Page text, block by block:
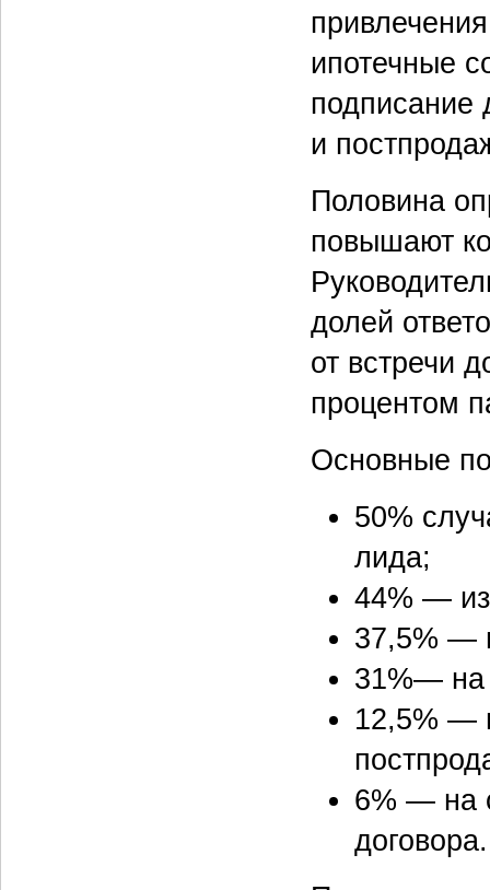
ипотечные
подписание
и
Половина
повышают
долей
от встречи
процентом
Основные
50%
лида;
44% —
37,5% —
31%— на
12,5% —
6% — на
договора.